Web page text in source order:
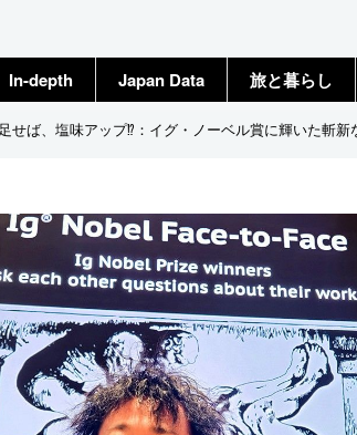
In-depth Japan Data 旅と暮らし
せば、塩味アップ⁉：イグ・ノーベル賞に輝いた斬新